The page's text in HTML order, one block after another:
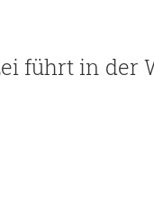
führt in der